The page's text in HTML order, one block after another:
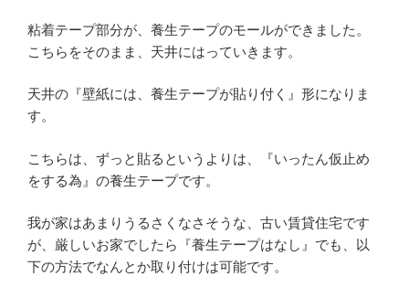
粘着テープ部分が、養生テープのモールができました。
こちらをそのまま、天井にはっていきます。
天井の『壁紙には、養生テープが貼り付く』形になりま
す。
こちらは、ずっと貼るというよりは、『いったん仮止め
をする為』の養生テープです。
我が家はあまりうるさくなさそうな、古い賃貸住宅です
が、厳しいお家でしたら『養生テープはなし』でも、以
下の方法でなんとか取り付けは可能です。